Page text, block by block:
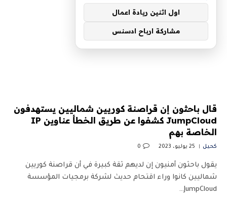
قال باحثون إن قراصنة كوريين شماليين يستهدفون
JumpCloud كشفوا عن طريق الخطأ عناوين IP
الخاصة بهم
كحيل 25 يوليو، 2023 0
يقول باحثون أمنيون إن لديهم ثقة كبيرة في أن قراصنة كوريين
شماليين كانوا وراء اقتحام حديث لشركة برمجيات المؤسسة
JumpCloud…
اول اثنين ريادة اعمال
مشاركة ارباح ادسنس